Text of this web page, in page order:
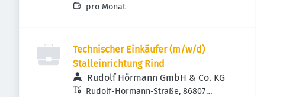
Deutschland
pro Monat
Technischer Einkäufer (m/w/d)
Stalleinrichtung Rind
Rudolf Hörmann GmbH & Co. KG
Rudolf-Hörmann-Straße, 86807